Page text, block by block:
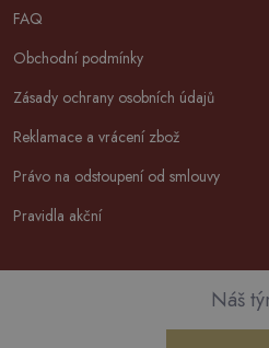
FAQ
Obchodní podmínky
Zásady ochrany osobních údajů
Reklamace a vrácení zbož
Právo na odstoupení od smlouvy
Pravidla akční
Náš